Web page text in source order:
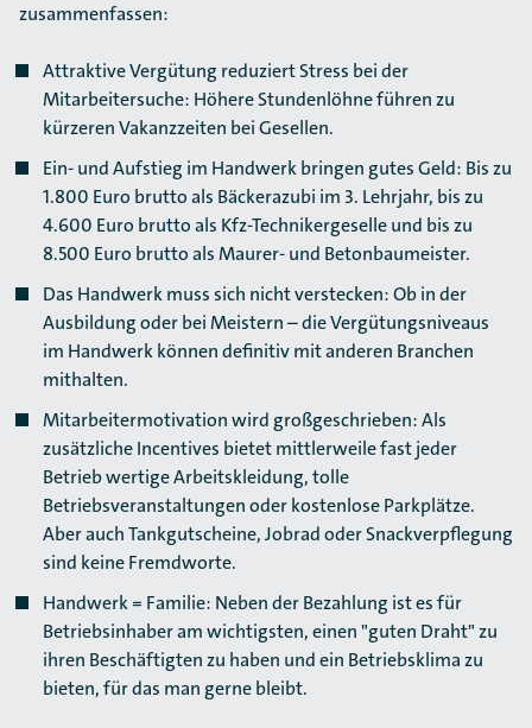
zusammenfassen:
Attraktive Vergütung reduziert Stress bei der
Mitarbeitersuche: Höhere Stundenlöhne führen zu
kürzeren Vakanzzeiten bei Gesellen.
Ein- und Aufstieg im Handwerk bringen gutes Geld: Bis zu
1.800 Euro brutto als Bäckerazubi im 3. Lehrjahr, bis zu
4.600 Euro brutto als Kfz-Technikergeselle und bis zu
8.500 Euro brutto als Maurer- und Betonbaumeister.
Das Handwerk muss sich nicht verstecken: Ob in der
Ausbildung oder bei Meistern – die Vergütungsniveaus
im Handwerk können definitiv mit anderen Branchen
mithalten.
Mitarbeitermotivation wird großgeschrieben: Als
zusätzliche Incentives bietet mittlerweile fast jeder
Betrieb wertige Arbeitskleidung, tolle
Betriebsveranstaltungen oder kostenlose Parkplätze.
Aber auch Tankgutscheine, Jobrad oder Snackverpflegung
sind keine Fremdworte.
Handwerk = Familie: Neben der Bezahlung ist es für
Betriebsinhaber am wichtigsten, einen "guten Draht" zu
ihren Beschäftigten zu haben und ein Betriebsklima zu
bieten, für das man gerne bleibt.